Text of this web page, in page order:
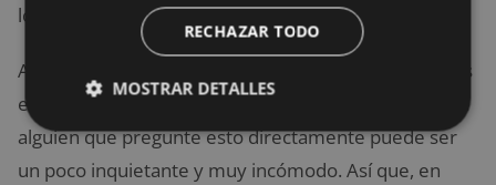
lo comparte contigo.
Algunas mujeres prefieren mantener sus embarazos
en secreto hasta que se sienten cómodas, por lo que
alguien que pregunte esto directamente puede ser
un poco inquietante y muy incómodo. Así que, en
RECHAZAR TODO
MOSTRAR DETALLES